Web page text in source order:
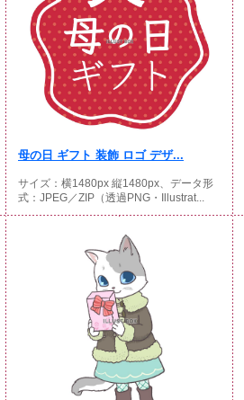
母の日 ギフト 装飾 ロゴ デザ...
サイズ：横1480px 縦1480px、データ形
式：JPEG／ZIP（透過PNG・Illustrat...